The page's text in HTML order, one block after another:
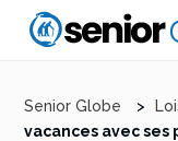
Senior Globe >
vacances avec